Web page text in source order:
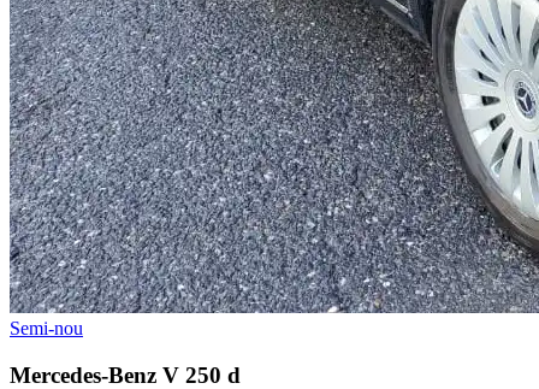
Semi-nou
Mercedes-Benz V 250 d